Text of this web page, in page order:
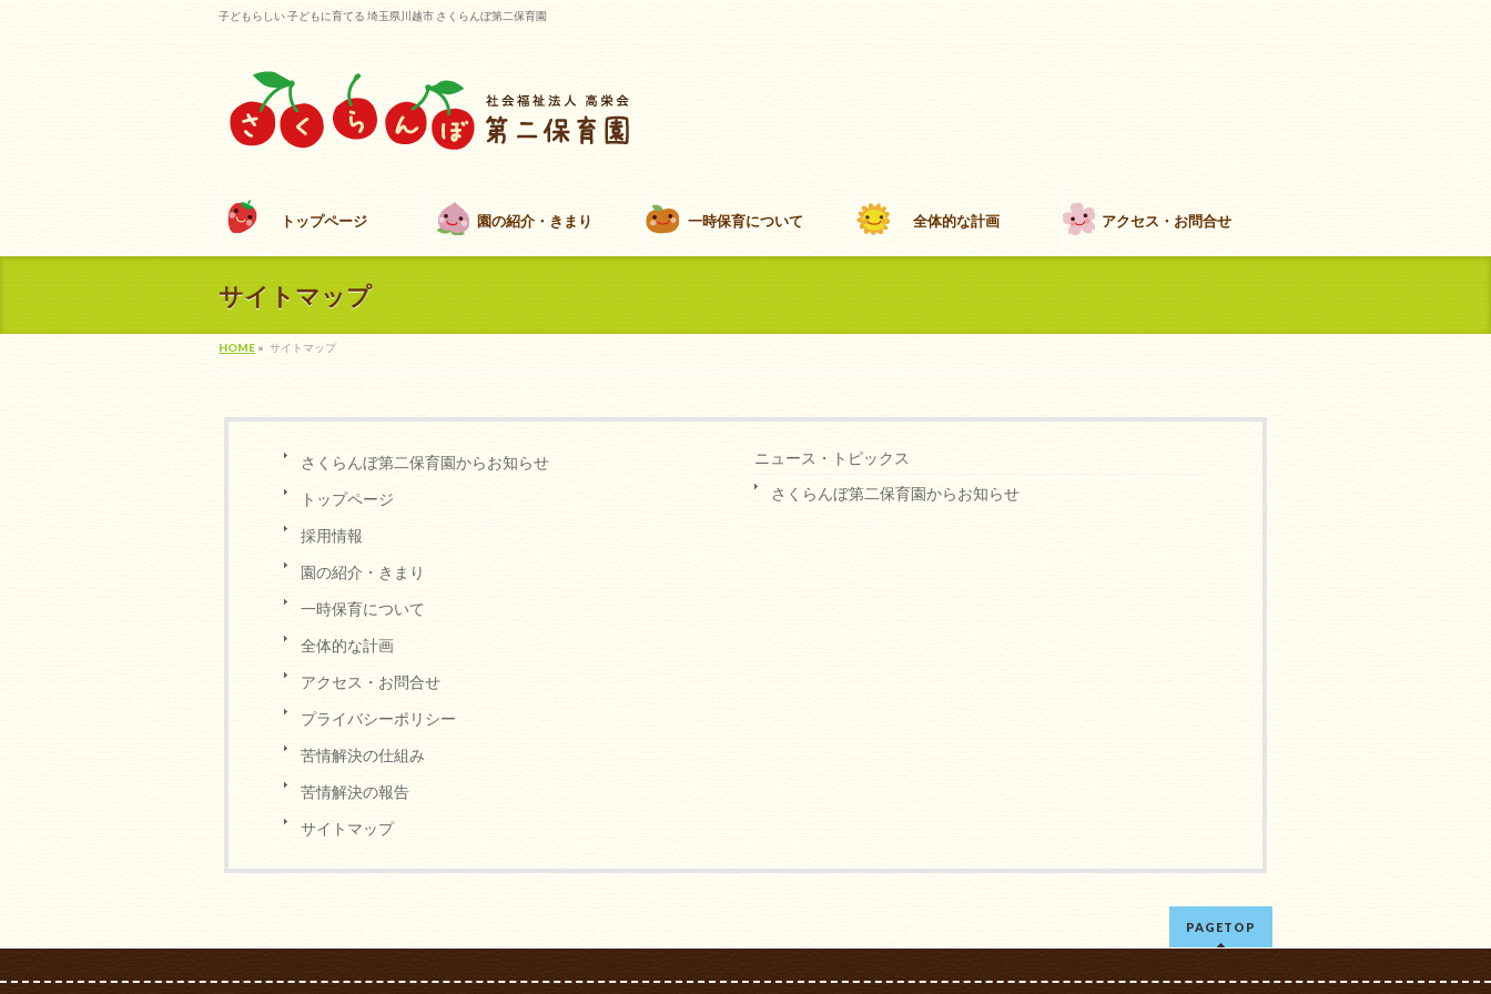
子どもらしい 子どもに育てる 埼玉県川越市 さくらんぼ第二保育園
トップページ 園の紹介・きまり 一時保育について 全体的な計画 アクセス・お問合せ
サイトマップ
HOME » サイトマップ
さくらんぼ第二保育園からお知らせ
トップページ
採用情報
園の紹介・きまり
一時保育について
全体的な計画
アクセス・お問合せ
プライバシーポリシー
苦情解決の仕組み
苦情解決の報告
サイトマップ
ニュース・トピックス
さくらんぼ第二保育園からお知らせ
PAGETOP